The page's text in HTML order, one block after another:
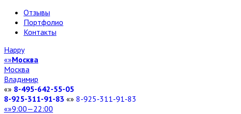
Отзывы
Портфолио
Контакты
Happy
Москва
Москва
Владимир
8-495-642-55-05
8-925-311-91-83
8-925-311-91-83
9:00—22:00